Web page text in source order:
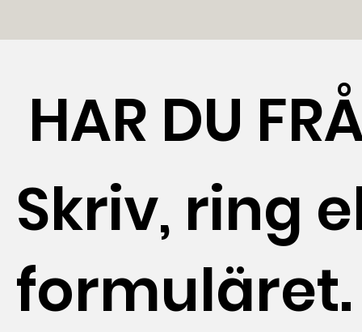
HAR DU
Skriv, ring
formuläret.